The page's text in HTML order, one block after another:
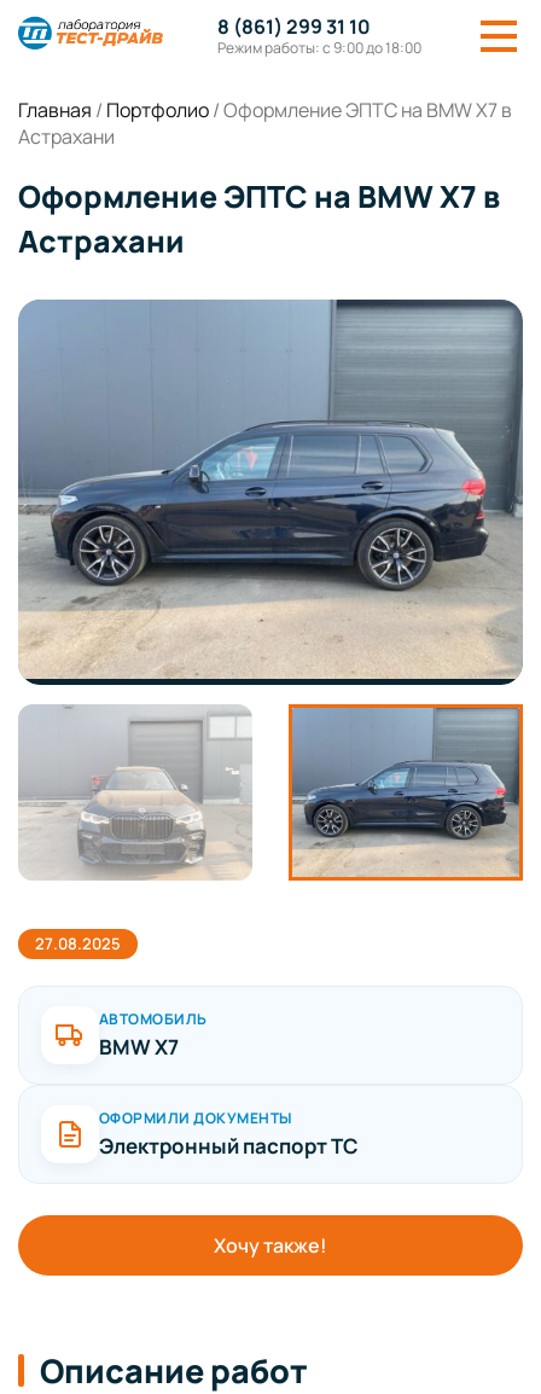
8 (861) 299 31 10
Режим работы: с 9:00 до 18:00
Главная / Портфолио/Оформление ЭПТС на BMW X7 в
Астрахани
Оформление ЭПТС на BMW X7 в
Астрахани
27.08.2025
АВТОМОБИЛЬ
BMW X7
ОФОРМИЛИ ДОКУМЕНТЫ
Электронный паспорт ТС
Хочу также!
Описание работ